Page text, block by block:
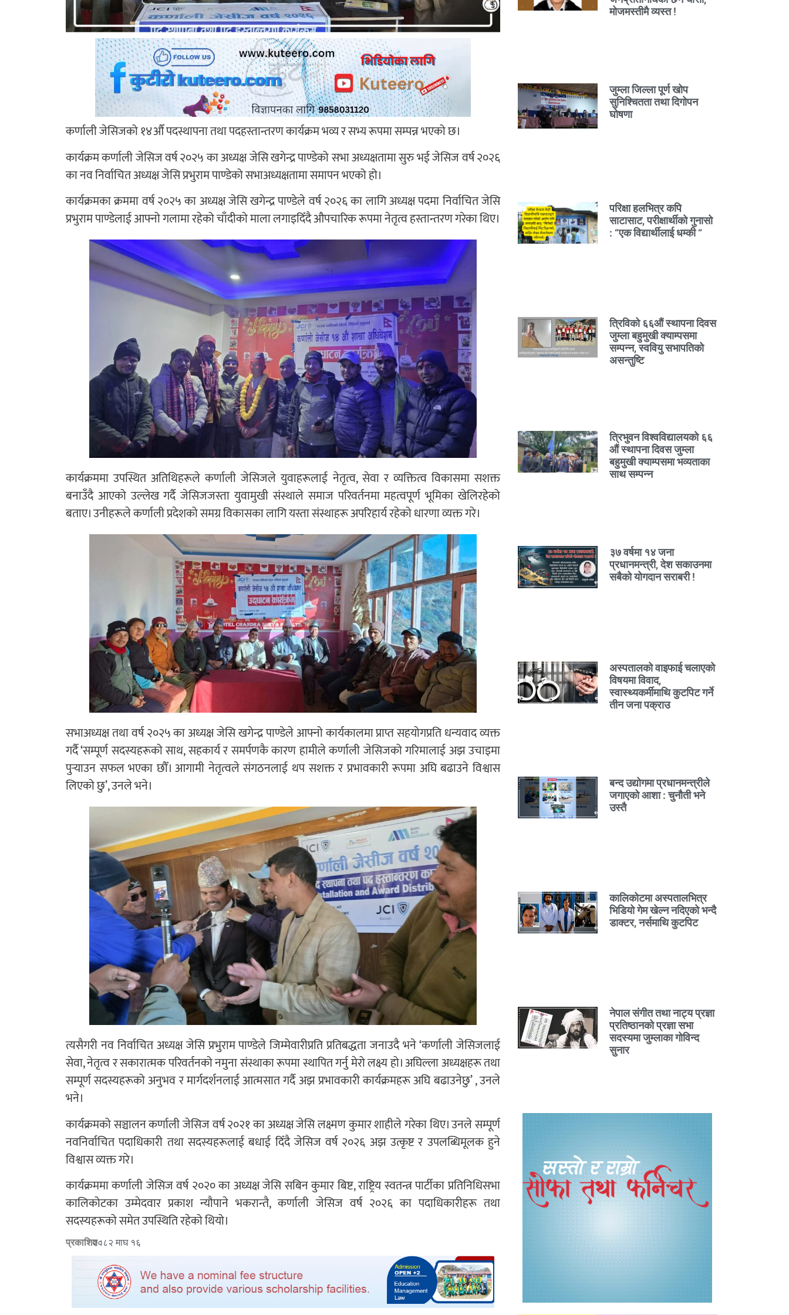
कर्णाली जेसिजको १४औँ पदस्थापना तथा पदहस्तान्तरण कार्यक्रम भव्य र सभ्य रूपमा सम्पन्न भएको छ।
कार्यक्रम कर्णाली जेसिज वर्ष २०२५ का अध्यक्ष जेसि खगेन्द्र पाण्डेको सभा अध्यक्षतामा सुरु भई जेसिज वर्ष २०२६
का नव निर्वाचित अध्यक्ष जेसि प्रभुराम पाण्डेको सभाअध्यक्षतामा समापन भएको हो।
कार्यक्रमका क्रममा वर्ष २०२५ का अध्यक्ष जेसि खगेन्द्र पाण्डेले वर्ष २०२६ का लागि अध्यक्ष पदमा निर्वाचित जेसि
प्रभुराम पाण्डेलाई आफ्नो गलामा रहेको चाँदीको माला लगाइदिँदै औपचारिक रूपमा नेतृत्व हस्तान्तरण गरेका थिए।
कार्यक्रममा उपस्थित अतिथिहरूले कर्णाली जेसिजले युवाहरूलाई नेतृत्व, सेवा र व्यक्तित्व विकासमा सशक्त
बनाउँदै आएको उल्लेख गर्दै जेसिजजस्ता युवामुखी संस्थाले समाज परिवर्तनमा महत्वपूर्ण भूमिका खेलिरहेको
बताए। उनीहरूले कर्णाली प्रदेशको समग्र विकासका लागि यस्ता संस्थाहरू अपरिहार्य रहेको धारणा व्यक्त गरे।
सभाअध्यक्ष तथा वर्ष २०२५ का अध्यक्ष जेसि खगेन्द्र पाण्डेले आफ्नो कार्यकालमा प्राप्त सहयोगप्रति धन्यवाद व्यक्त
गर्दै ‘सम्पूर्ण सदस्यहरूको साथ, सहकार्य र समर्पणकै कारण हामीले कर्णाली जेसिजको गरिमालाई अझ उचाइमा
पुर्‍याउन सफल भएका छौँ। आगामी नेतृत्वले संगठनलाई थप सशक्त र प्रभावकारी रूपमा अघि बढाउने विश्वास
लिएको छु’, उनले भने।
त्यसैगरी नव निर्वाचित अध्यक्ष जेसि प्रभुराम पाण्डेले जिम्मेवारीप्रति प्रतिबद्धता जनाउदै भने ‘कर्णाली जेसिजलाई
सेवा, नेतृत्व र सकारात्मक परिवर्तनको नमुना संस्थाका रूपमा स्थापित गर्नु मेरो लक्ष्य हो। अघिल्ला अध्यक्षहरू तथा
सम्पूर्ण सदस्यहरूको अनुभव र मार्गदर्शनलाई आत्मसात गर्दै अझ प्रभावकारी कार्यक्रमहरू अघि बढाउनेछु’ , उनले
भने।
कार्यक्रमको सञ्चालन कर्णाली जेसिज वर्ष २०२१ का अध्यक्ष जेसि लक्ष्मण कुमार शाहीले गरेका थिए। उनले सम्पूर्ण
नवनिर्वाचित पदाधिकारी तथा सदस्यहरूलाई बधाई दिँदै जेसिज वर्ष २०२६ अझ उत्कृष्ट र उपलब्धिमूलक हुने
विश्वास व्यक्त गरे।
कार्यक्रममा कर्णाली जेसिज वर्ष २०२० का अध्यक्ष जेसि सबिन कुमार बिष्ट, राष्ट्रिय स्वतन्त्र पार्टीका प्रतिनिधिसभा
कालिकोटका उम्मेदवार प्रकाश न्यौपाने भकरान्तै, कर्णाली जेसिज वर्ष २०२६ का पदाधिकारीहरू तथा
सदस्यहरूको समेत उपस्थिति रहेको थियो।
प्रकाशित :२०८२ माघ १६
मोजमस्तीमै व्यस्त !
जुम्ला जिल्ला पूर्ण खोप
सुनिश्चितता तथा दिगोपन
घोषणा
परिक्षा हलभित्र कपि
साटासाट, परीक्षार्थीको गुनासो
: “एक विद्यार्थीलाई धम्की “
त्रिविको ६६औं स्थापना दिवस
जुम्ला बहुमुखी क्याम्पसमा
सम्पन्न, स्ववियु सभापतिको
असन्तुष्टि
त्रिभुवन विश्वविद्यालयको ६६
औं स्थापना दिवस जुम्ला
बहुमुखी क्याम्पसमा भव्यताका
साथ सम्पन्न
३७ वर्षमा १४ जना
प्रधानमन्त्री, देश सकाउनमा
सबैको योगदान सराबरी !
अस्पतालको वाइफाई चलाएको
विषयमा विवाद,
स्वास्थ्यकर्मीमाथि कुटपिट गर्ने
तीन जना पक्राउ
बन्द उद्योगमा प्रधानमन्त्रीले
जगाएको आशा : चुनौती भने
उस्तै
कालिकोटमा अस्पतालभित्र
भिडियो गेम खेल्न नदिएको भन्दै
डाक्टर, नर्समाथि कुटपिट
नेपाल संगीत तथा नाट्य प्रज्ञा
प्रतिष्ठानको प्रज्ञा सभा
सदस्यमा जुम्लाका गोविन्द
सुनार